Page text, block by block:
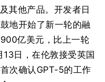
其他产品。开发者日
地开始了新一轮的融
亿美元，比上一轮
日，在伦敦接受英国
次确认GPT-5的工作